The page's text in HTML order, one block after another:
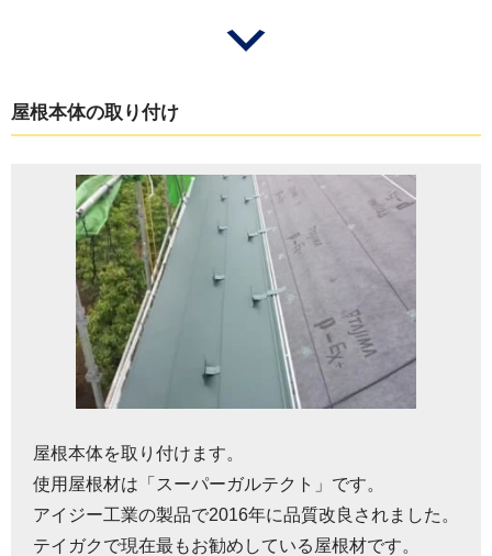
屋根本体の取り付け
屋根本体を取り付けます。
使用屋根材は「スーパーガルテクト」です。
アイジー工業の製品で2016年に品質改良されました。
テイガクで現在最もお勧めしている屋根材です。